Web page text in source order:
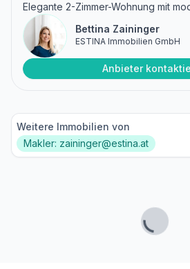
Elegante 2-Zimmer-Wohnung mit
Bettina Zaininger
ESTINA Immobilien GmbH
Anbieter
Weitere Immobilien von
Makler: zaininger@estina.at